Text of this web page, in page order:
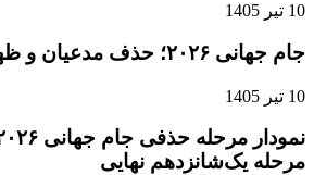
10 تیر 1405
جام جهانی ۲۰۲۶؛ حذف مدعیان و ظهور شگفتی‌ها
10 تیر 1405
مرحله یک‌شانزدهم نهایی